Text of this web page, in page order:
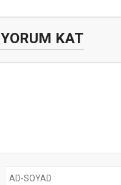
YORUM KAT